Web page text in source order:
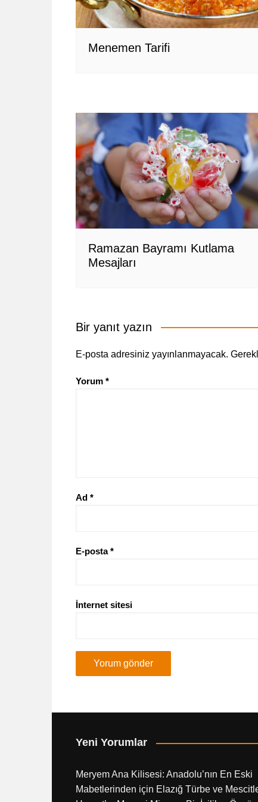
Menemen Tarifi
Ramazan Bayramı Kutlama
Mesajları
Bir yanıt yazın
E-posta adresiniz yayınlanmayacak.
Yorum *
Ad *
E-posta*
İnternet sitesi
Yeni Yorumlar
Meryem Ana Kilisesi: Anadolu’nın En Eski
Mabetlerinden için Elazığ Türbe ve